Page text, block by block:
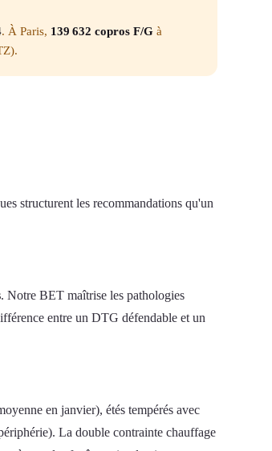
. À Paris, 139 632 copros F/G à
structurent les recommandations qu'un
. Notre BET maîtrise les pathologies
entre un DTG défendable et un
en janvier), étés tempérés avec
La double contrainte chauffage